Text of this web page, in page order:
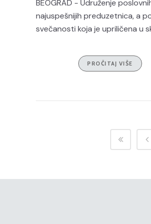
BEOGRAD - Udruženje
najuspešnijih preduzetnica, a
svečanosti koja je upriličena u
PROČITAJ VIŠE